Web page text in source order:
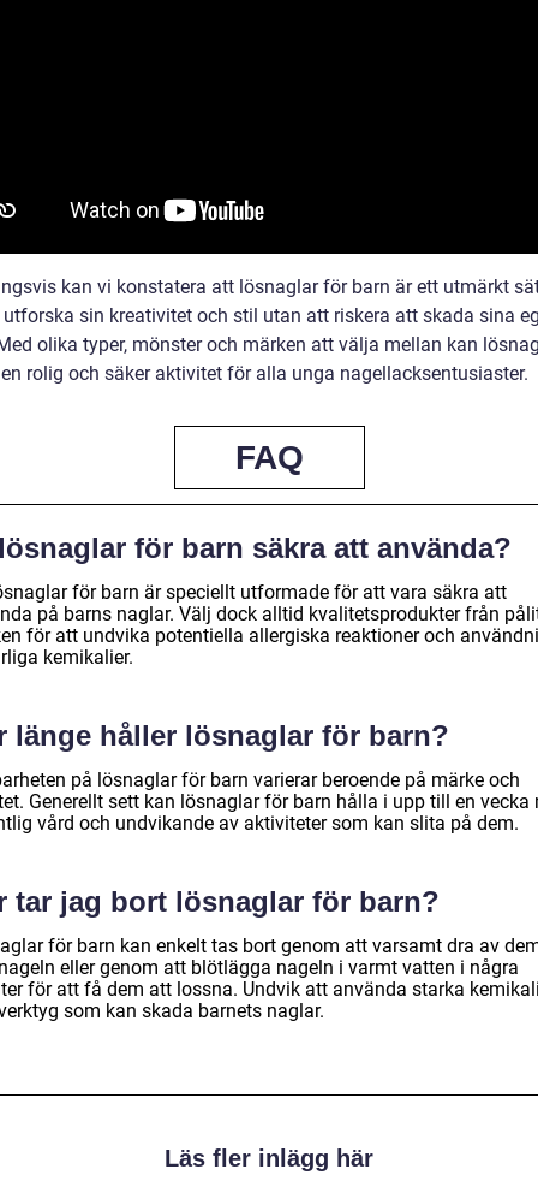
kan vi konstatera att lösnaglar för barn är ett utmärkt
sin kreativitet och stil utan att riskera att skada sina
olika typer, mönster och märken att välja mellan kan
rolig och säker aktivitet för alla unga nagellacksentusiaster.
FAQ
för barn säkra att använda?
för barn är speciellt utformade för att vara säkra att
på barns naglar. Välj dock alltid kvalitetsprodukter från
för att undvika potentiella allergiska reaktioner och
kemikalier.
länge håller lösnaglar för barn?
på lösnaglar för barn varierar beroende på märke och
Generellt sett kan lösnaglar för barn hålla i upp till en vecka
vård och undvikande av aktiviteter som kan slita på dem.
tar jag bort lösnaglar för barn?
för barn kan enkelt tas bort genom att varsamt dra av
eller genom att blötlägga nageln i varmt vatten i några
för att få dem att lossna. Undvik att använda starka
som kan skada barnets naglar.
Läs fler inlägg här